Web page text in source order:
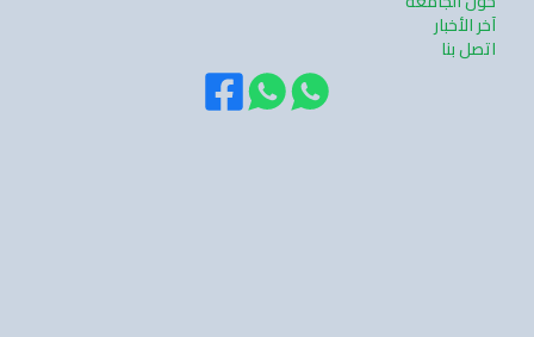
آخر الأخبار
اتصل بنا